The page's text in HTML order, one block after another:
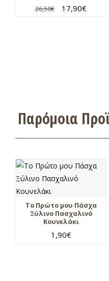
26,50€ 17,90€
Παρόμοια
Το Πρώτο μου Πάσχα
Ξύλινο Πασχαλινό
Κουνελάκι
1,90€